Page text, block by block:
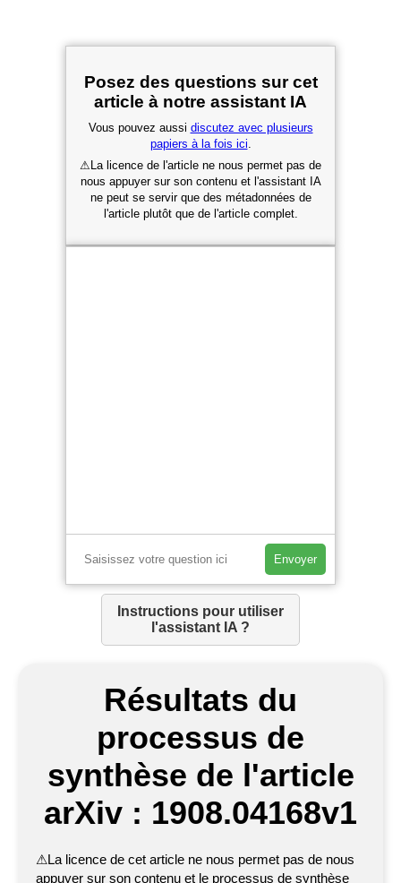
Posez des questions sur cet
article à notre assistant IA
Vous pouvez aussi discutez avec plusieurs
papiers à la fois ici.
⚠ La licence de l'article ne nous permet pas de
nous appuyer sur son contenu et l'assistant IA
ne peut se servir que des métadonnées de
l'article plutôt que de l'article complet.
Envoyer
Instructions pour utiliser
l'assistant IA ?
Résultats du
processus de
synthèse de l'article
arXiv : 1908.04168v1
⚠La licence de cet article ne nous permet pas de nous
appuyer sur son contenu et le processus de synthèse